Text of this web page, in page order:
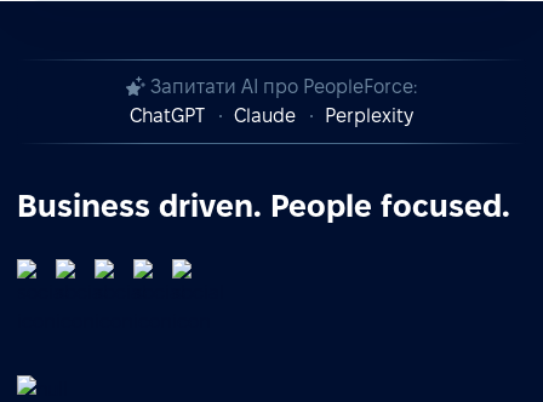
Запитати AI про PeopleForce:
ChatGPT
Claude Perplexity
Business driven. People focused.